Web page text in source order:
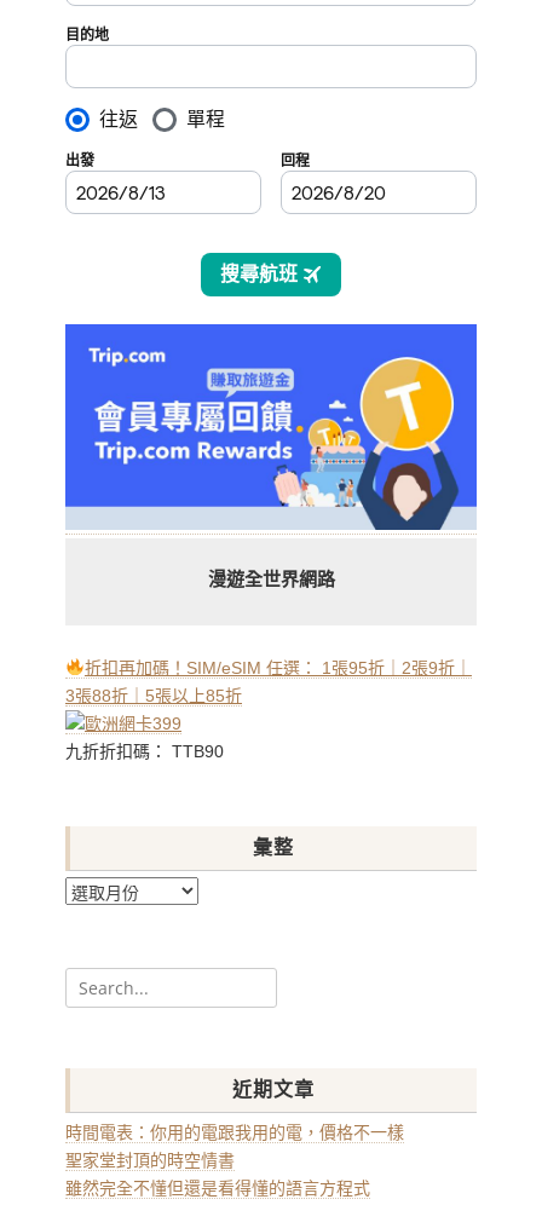
漫遊全世界網路
折扣再加碼！SIM/eSIM 任選： 1張95折｜2張9折｜
3張88折｜5張以上85折
九折折扣碼： TTB90
彙整
彙
Search
for:
近期文章
時間電表：你用的電跟我用的電，價格不一樣
聖家堂封頂的時空情書
雖然完全不懂但還是看得懂的語言方程式